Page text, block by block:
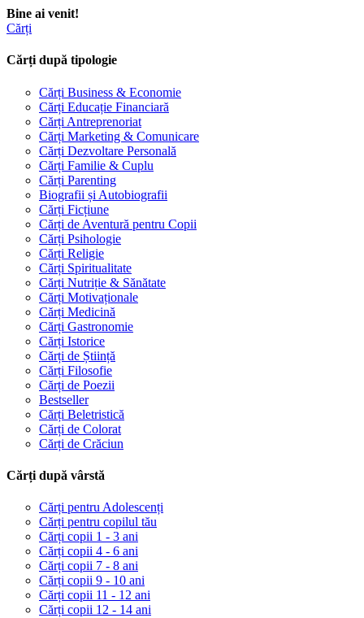
Bine ai venit!
Cărți
Cărți după tipologie
Cărți Business & Economie
Cărți Educație Financiară
Cărți Antreprenoriat
Cărți Marketing & Comunicare
Cărți Dezvoltare Personală
Cărți Familie & Cuplu
Cărți Parenting
Biografii și Autobiografii
Cărți Ficțiune
Cărți de Aventură pentru Copii
Cărți Psihologie
Cărți Religie
Cărți Spiritualitate
Cărți Nutriție & Sănătate
Cărți Motivaționale
Cărți Medicină
Cărți Gastronomie
Cărți Istorice
Cărți de Știință
Cărți Filosofie
Cărți de Poezii
Bestseller
Cărți Beletristică
Cărți de Colorat
Cărți de Crăciun
Cărți după vârstă
Cărți pentru Adolescenți
Cărți pentru copilul tău
Cărți copii 1 - 3 ani
Cărți copii 4 - 6 ani
Cărți copii 7 - 8 ani
Cărți copii 9 - 10 ani
Cărți copii 11 - 12 ani
Cărți copii 12 - 14 ani